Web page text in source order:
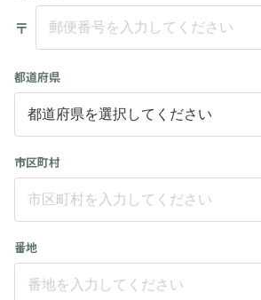
〒
都道府県
市区町村
番地